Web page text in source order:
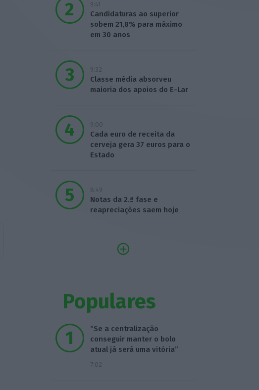
9:41
Candidaturas ao superior
sobem 21,8% para máximo
em 30 anos
9:32
Classe média absorveu
maioria dos apoios do E-Lar
9:00
Cada euro de receita da
cerveja gera 37 euros para o
Estado
8:49
Notas da 2.ª fase e
reapreciações saem hoje
Populares
“Se a centralização
conseguir manter o bolo
atual já será uma vitória”
7:02